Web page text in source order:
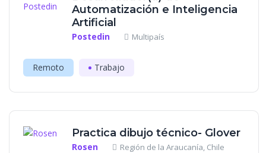
Automatización e Inteligencia
Artificial
Postedin Multipaís
Remoto Trabajo
Practica dibujo técnico- Glover
Rosen Región de la Araucanía, Chile